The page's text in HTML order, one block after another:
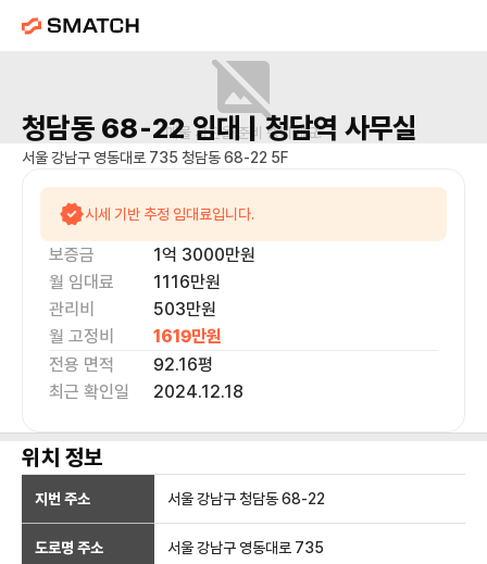
매물 사진을 준비 중이에요.
청담동 68-22임대 | 청담역 사무실
서울 강남구 영동대로 735 청담동 68-22 5F
시세 기반 추정 임대료입니다.
보증금 1억 3000만원
월 임대료
1116만원
관리비
503만원
월 고정비
1619만원
전용 면적
92.16평
최근 확인일
2024.12.18
위치 정보
지번 주소 서울 강남구 청담동 68-22
도로명 주소 서울 강남구 영동대로 735